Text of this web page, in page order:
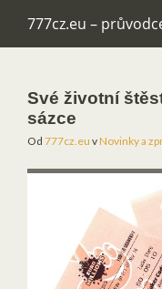
777cz.eu –
Své životní
sázce
Od 777cz.eu vNovinky a